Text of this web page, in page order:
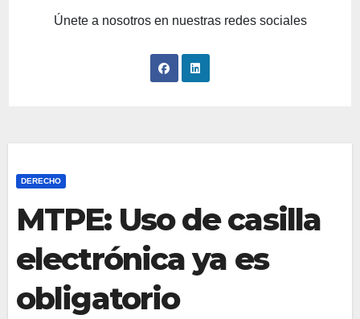
Únete a nosotros en nuestras redes sociales
DERECHO
MTPE: Uso de casilla
electrónica ya es
obligatorio